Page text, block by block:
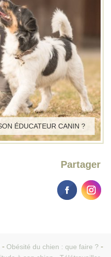
ÉDUCATEUR CANIN ?
Partager
Obésité du chien : que faire ?